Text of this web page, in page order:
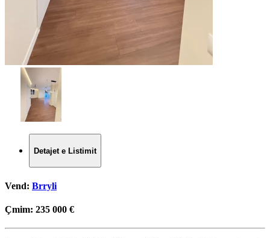
Detajet e Listimit
Vend: Brryli
Çmim: 235 000 €